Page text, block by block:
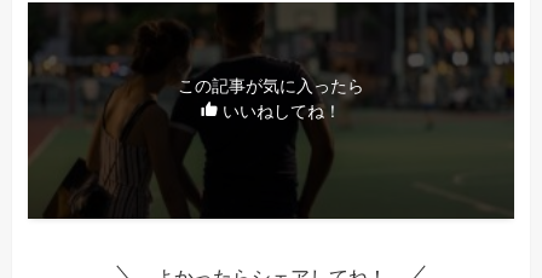
この記事が気に入ったら
いいねしてね！